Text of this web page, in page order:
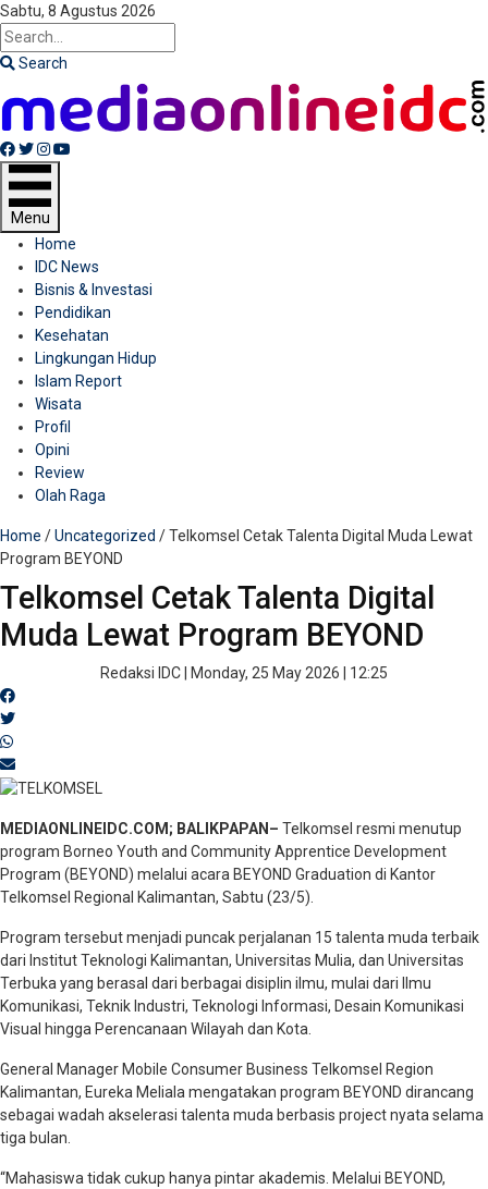
Sabtu, 8 Agustus 2026
Search
Facebook
Twitter
Instagram
Menu
Home
IDC News
Bisnis & Investasi
Pendidikan
Kesehatan
Lingkungan Hidup
Islam Report
Wisata
Profil
Opini
Review
Olah Raga
Home /Uncategorized /Telkomsel Cetak Talenta Digital Muda Lewat
Program BEYOND
Telkomsel Cetak Talenta Digital
Muda Lewat Program BEYOND
Redaksi IDC Monday, 25 May 2026 | 12:25
MEDIAONLINEIDC.COM; BALIKPAPAN– Telkomsel resmi menutup
program Borneo Youth and Community Apprentice Development
Program (BEYOND) melalui acara BEYOND Graduation di Kantor
Telkomsel Regional Kalimantan, Sabtu (23/5).
Program tersebut menjadi puncak perjalanan 15 talenta muda terbaik
dari Institut Teknologi Kalimantan, Universitas Mulia, dan Universitas
Terbuka yang berasal dari berbagai disiplin ilmu, mulai dari Ilmu
Komunikasi, Teknik Industri, Teknologi Informasi, Desain Komunikasi
Visual hingga Perencanaan Wilayah dan Kota.
General Manager Mobile Consumer Business Telkomsel Region
Kalimantan, Eureka Meliala mengatakan program BEYOND dirancang
sebagai wadah akselerasi talenta muda berbasis project nyata selama
tiga bulan.
“Mahasiswa tidak cukup hanya pintar akademis. Melalui BEYOND,